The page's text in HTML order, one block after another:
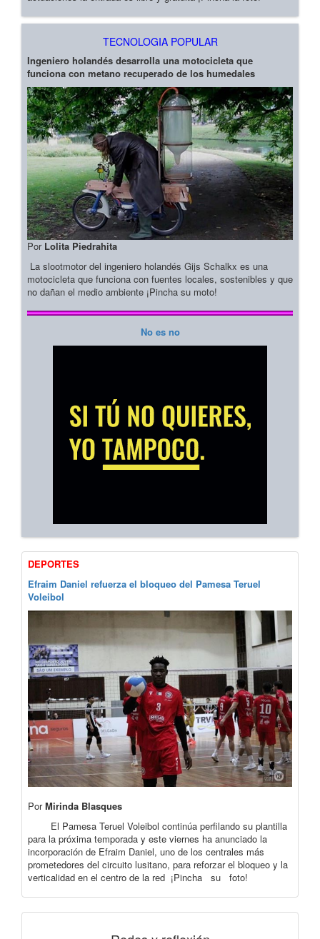
TECNOLOGIA POPULAR
Ingeniero holandés desarrolla una motocicleta que
funciona con metano recuperado de los humedales
Por Lolita Piedrahita
La slootmotor del ingeniero holandés Gijs Schalkx es una
motocicleta que funciona con fuentes locales, sostenibles y que
no dañan el medio ambiente ¡Pincha su moto!
No es no
DEPORTES
Efraim Daniel refuerza el bloqueo del Pamesa Teruel
Voleibol
PorMirinda Blasques
El Pamesa Teruel Voleibol continúa perfilando su plantilla
para la próxima temporada y este viernes ha anunciado la
incorporación de Efraim Daniel, uno de los centrales más
prometedores del circuito lusitano, para reforzar el bloqueo y la
verticalidad en el centro de la red ¡Pincha su foto!